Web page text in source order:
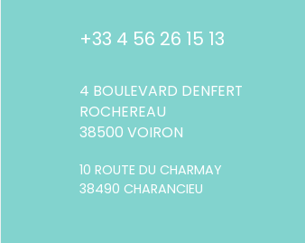
+33 4 56 26 15 13
4 BOULEVARD DENFERT
ROCHEREAU
38500 VOIRON
10 ROUTE DU CHARMAY
38490 CHARANCIEU